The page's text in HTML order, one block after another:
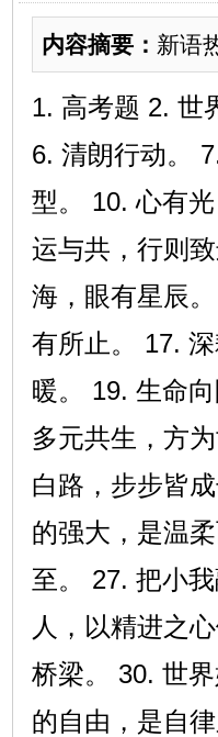
内容摘要： 新语
1. 高考题 2. 世
6. 清朗行动。
型。 10. 心有
运与共，行则
海，眼有星辰
有所止。 17.
暖。 19. 生命
多元共生，方
白路，步步皆
的强大，是温
至。 27. 把小
人，以精进之
桥梁。 30. 世
的自由，是自